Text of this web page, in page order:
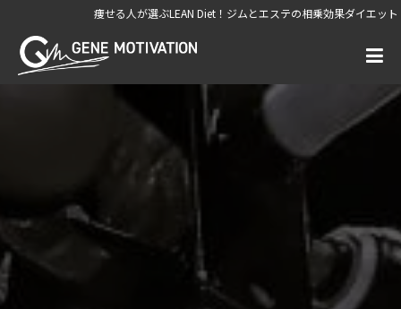
痩せる人が選ぶLEAN Diet！ジムとエステの相乗効果ダイエット